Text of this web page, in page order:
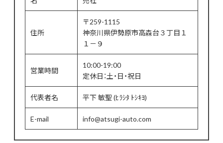
住所
〒259-1115
神奈川県伊勢原市高森台３丁目１
１－９
営業時間
10:00-19:00
定休日：土・日・祝日
代表者名 平下 敏聖 (ﾋﾗｼﾀ ﾄｼｷﾖ)
E-mail info@atsugi-auto.com